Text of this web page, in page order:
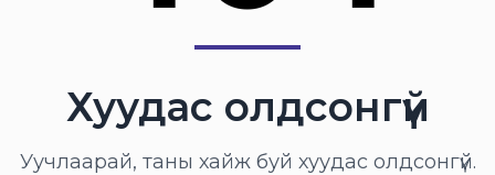
Хуудас олдсонгүй
Уучлаарай, таны хайж буй хуудас олдсонгүй.